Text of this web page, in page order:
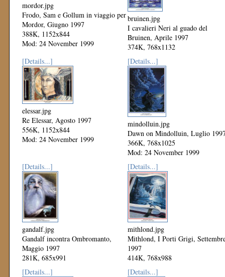
mordor.jpg
Frodo, Sam e Gollum in viaggio per
Mordor, Giugno 1997
388K, 1152x844
Mod: 24 November 1999
bruinen.jpg
I cavalieri Neri al guado del
Bruinen, Aprile 1997
374K, 768x1132
Mod: 24 November 1999
[Details...]
elessar.jpg
Re Elessar, Agosto 1997
556K, 1152x844
Mod: 24 November 1999
[Details...]
mindolluin.jpg
Dawn on Mindolluin, Luglio
366K, 768x1025
Mod: 24 November 1999
[Details...]
gandalf.jpg
Gandalf incontra Ombromanto,
Maggio 1997
281K, 685x991
Mod: 24 November 1999
[Details...]
mithlond.jpg
Mithlond, I Porti Grigi,
1997
414K, 768x988
Mod: 24 November 1999
[Details...] [Details...]